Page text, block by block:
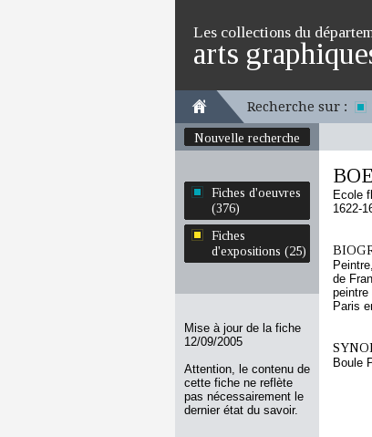
Les collections du
arts
Recherche sur :
Nouvelle recherche
Fiches d'oeuvres
(376)
Fiches
d'expositions (25)
Mise à jour de la fiche
12/09/2005
Attention, le contenu de
cette fiche ne reflète
pas nécessairement le
dernier état du savoir.
Ecole
1622-
de
peintre
Paris
Boule